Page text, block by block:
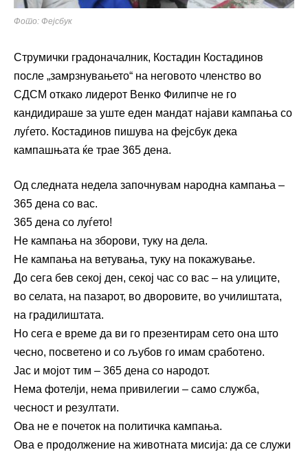
Фото: Фејсбук
Струмички градоначалник, Костадин Костадинов
после „замрзнувањето“ на неговото членство во
СДСМ откако лидерот Венко Филипче не го
кандидираше за уште еден мандат најави кампања со
луѓето. Костадинов пишува на фејсбук дека
кампашњата ќе трае 365 дена.
Од следната недела започнувам народна кампања –
365 дена со вас.
365 дена со луѓето!
Не кампања на зборови, туку на дела.
Не кампања на ветувања, туку на покажување.
До сега бев секој ден, секој час со вас – на улиците,
во селата, на пазарот, во дворовите, во училиштата,
на градилиштата.
Но сега е време да ви го презентирам сето она што
чесно, посветено и со љубов го имам сработено.
Јас и мојот тим – 365 дена со народот.
Нема фотелји, нема привилегии – само служба,
чесност и резултати.
Ова не е почеток на политичка кампања.
Ова е продолжение на животната мисија: да се служи